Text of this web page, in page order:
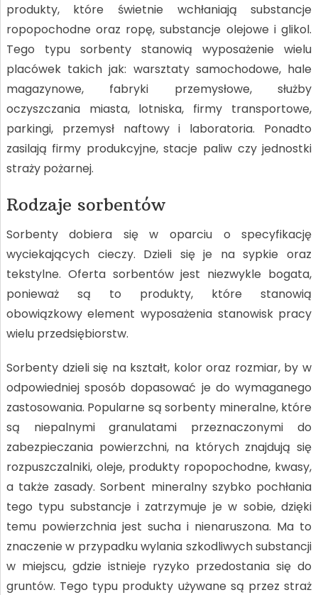
produkty, które świetnie wchłaniają substancje
ropopochodne oraz ropę, substancje olejowe i glikol.
Tego typu sorbenty stanowią wyposażenie wielu
placówek takich jak: warsztaty samochodowe, hale
magazynowe, fabryki przemysłowe, służby
oczyszczania miasta, lotniska, firmy transportowe,
parkingi, przemysł naftowy i laboratoria. Ponadto
zasilają firmy produkcyjne, stacje paliw czy jednostki
straży pożarnej.
Rodzaje sorbentów
Sorbenty dobiera się w oparciu o specyfikację
wyciekających cieczy. Dzieli się je na sypkie oraz
tekstylne. Oferta sorbentów jest niezwykle bogata,
ponieważ są to produkty, które stanowią
obowiązkowy element wyposażenia stanowisk pracy
wielu przedsiębiorstw.
Sorbenty dzieli się na kształt, kolor oraz rozmiar, by w
odpowiedniej sposób dopasować je do wymaganego
zastosowania. Popularne są sorbenty mineralne, które
są niepalnymi granulatami przeznaczonymi do
zabezpieczania powierzchni, na których znajdują się
rozpuszczalniki, oleje, produkty ropopochodne, kwasy,
a także zasady. Sorbent mineralny szybko pochłania
tego typu substancje i zatrzymuje je w sobie, dzięki
temu powierzchnia jest sucha i nienaruszona. Ma to
znaczenie w przypadku wylania szkodliwych substancji
w miejscu, gdzie istnieje ryzyko przedostania się do
gruntów. Tego typu produkty używane są przez straż